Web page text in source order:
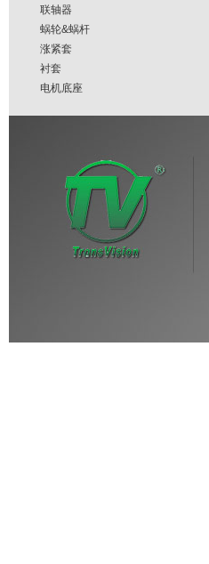
联轴器
蜗轮&蜗杆
涨紧套
衬套
电机底座